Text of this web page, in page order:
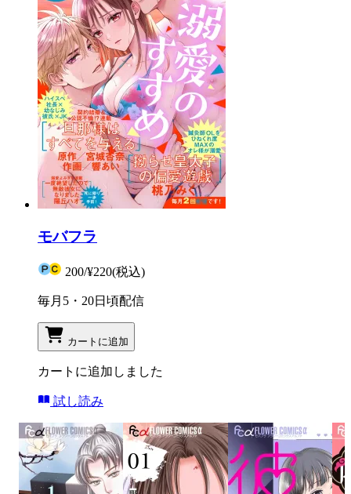
モバフラ
200/¥220(税込)
毎月5・20日頃配信
カートに追加
カートに追加しました
試し読み